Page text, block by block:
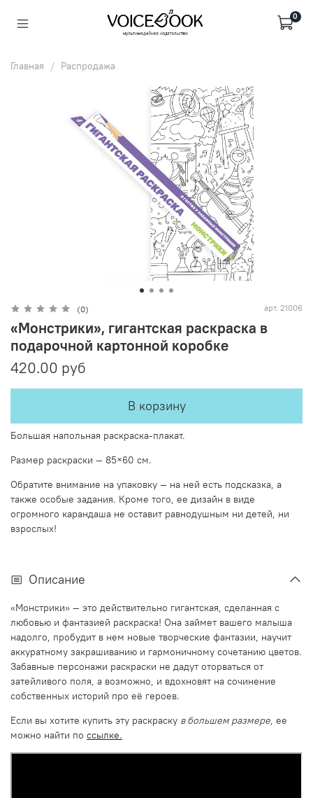
0
Главная Распродажа
(0) арт. 21006
«Монстрики», гигантская раскраска в
подарочной картонной коробке
420.00 руб
В корзину
Большая напольная раскраска-плакат.
Размер раскраски — 85×60 см.
Обратите внимание на упаковку — на ней есть подсказка, а
также особые задания. Кроме того, ее дизайн в виде
огромного карандаша не оставит равнодушным ни детей, ни
взрослых!
Описание
«Монстрики» — это действительно гигантская, сделанная с
любовью и фантазией раскраска! Она займет вашего малыша
надолго, пробудит в нем новые творческие фантазии, научит
аккуратному закрашиванию и гармоничному сочетанию цветов.
Забавные персонажи раскраски не дадут оторваться от
затейливого поля, а возможно, и вдохновят на сочинение
собственных историй про её героев.
Если вы хотите купить эту раскраску в большем размере, ее
можно найти по ссылке.